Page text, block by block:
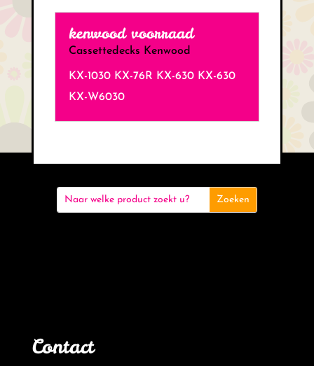
kenwood voorraad
Cassettedecks Kenwood
KX-1030 KX-76R KX-630 KX-630
KX-W6030
Contact